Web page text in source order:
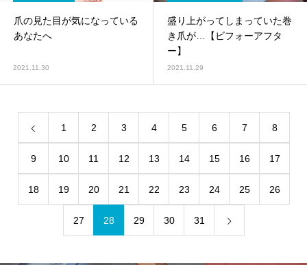
爪の見た目が気になっている
あなたへ
2021.11.30
盛り上がってしまっていた巻
き爪が…【ビフォーアフタ
ー】
2021.11.29
1 2 3 4 5 6 7 8
9 10 11 12 13 14 15 16 17
18 19 20 21 22 23 24 25 26
27 28 29 30 31